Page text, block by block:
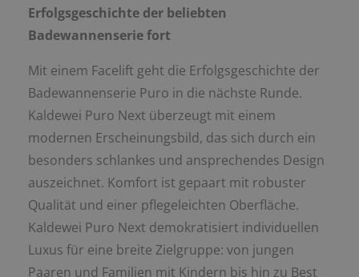
Erfolgsgeschichte der beliebten
Badewannenserie fort
Mit einem Facelift geht die Erfolgsgeschichte der
Badewannenserie Puro in die nächste Runde.
Kaldewei Puro Next überzeugt mit einem
modernen Erscheinungsbild, das sich durch ein
besonders schlankes und ansprechendes Design
auszeichnet. Komfort ist gepaart mit robuster
Qualität und einer pflegeleichten Oberfläche.
Kaldewei Puro Next demokratisiert individuellen
Luxus für eine breite Zielgruppe: von jungen
Paaren und Familien mit Kindern bis hin zu Best